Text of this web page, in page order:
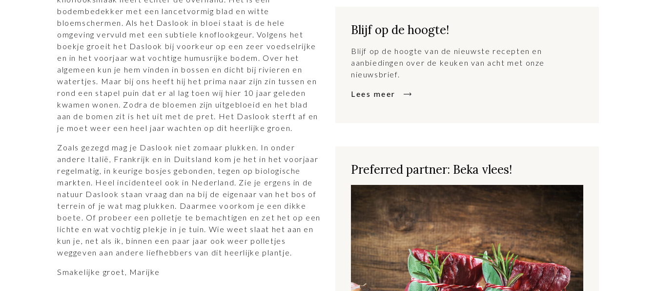
bodembedekker met een lancetvormig blad en witte
bloemschermen. Als het Daslook in bloei staat is de hele
omgeving vervuld met een subtiele knoflookgeur. Volgens het
boekje groeit het Daslook bij voorkeur op een zeer voedselrijke
en in het voorjaar wat vochtige humusrijke bodem. Over het
algemeen kun je hem vinden in bossen en dicht bij rivieren en
watertjes. Maar bij ons heeft hij het prima naar zijn zin tussen en
rond een stapel puin dat er al lag toen wij hier 10 jaar geleden
kwamen wonen. Zodra de bloemen zijn uitgebloeid en het blad
aan de bomen zit is het uit met de pret. Het Daslook sterft af en
je moet weer een heel jaar wachten op dit heerlijke groen.
Zoals gezegd mag je Daslook niet zomaar plukken. In onder
andere Italië, Frankrijk en in Duitsland kom je het in het voorjaar
regelmatig, in keurige bosjes gebonden, tegen op biologische
markten. Heel incidenteel ook in Nederland. Zie je ergens in de
natuur Daslook staan vraag dan na bij de eigenaar van het bos of
terrein of je wat mag plukken. Daarmee voorkom je een dikke
boete. Of probeer een polletje te bemachtigen en zet het op een
lichte en wat vochtig plekje in je tuin. Wie weet slaat het aan en
kun je, net als ik, binnen een paar jaar ook weer polletjes
weggeven aan andere liefhebbers van dit heerlijke plantje.
Smakelijke groet, Marijke
Blijf op de hoogte!
Blijf op de hoogte van de nieuwste recepten en
aanbiedingen over de keuken van acht met onze
nieuwsbrief.
Lees meer
Preferred partner: Beka vlees!